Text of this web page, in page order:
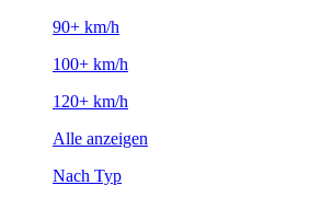
90+ km/h
100+ km/h
120+ km/h
Alle anzeigen
Nach Typ